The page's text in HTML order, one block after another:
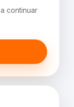
continuar